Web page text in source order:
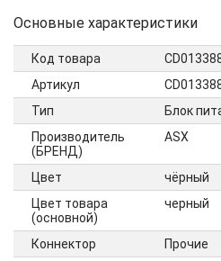
Основные характеристики
Код товара
Артикул
Тип
Блок
Производитель
(БРЕНД)
ASX
Цвет
чёрный
Цвет товара
(основной)
черный
Коннектор
Прочие